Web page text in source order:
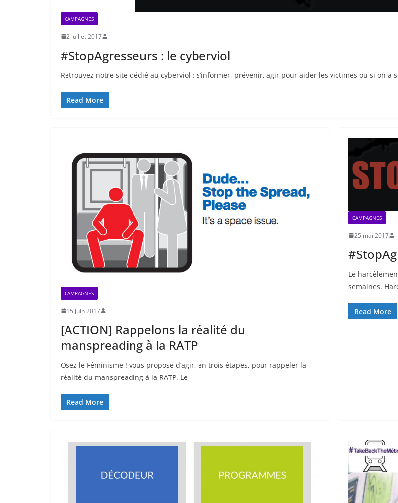
CAMPAGNES
2 juillet 2017
#StopAgresseurs : le cyberviol
Retrouvez notre site dédié au cyberviol : s’informer, prévenir, agir pour aider les victimes ou si on a
Read More
CAMPAGNES
15 juin 2017
[ACTION] Rappelons la réalité du
manspreading à la RATP
Osez le Féminisme ! vous propose d’agir, en trois étapes, pour rappeler la
réalité du manspreading à la RATP. Le
Read More
CAMPAGNES
25 mai 2017
Le
semaines.
Read More